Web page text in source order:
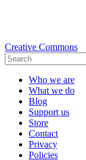
Creative Commons
Who we are
What we do
Blog
Support us
Store
Contact
Privacy
Policies